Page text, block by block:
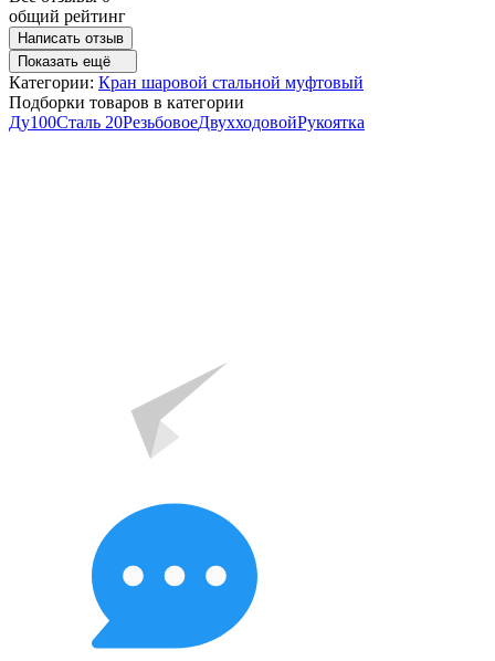
общий рейтинг
Написать отзыв
Показать ещё
Категории: Кран шаровой стальной муфтовый
Подборки товаров в категории
Ду100Сталь 20РезьбовоеДвухходовойРукоятка